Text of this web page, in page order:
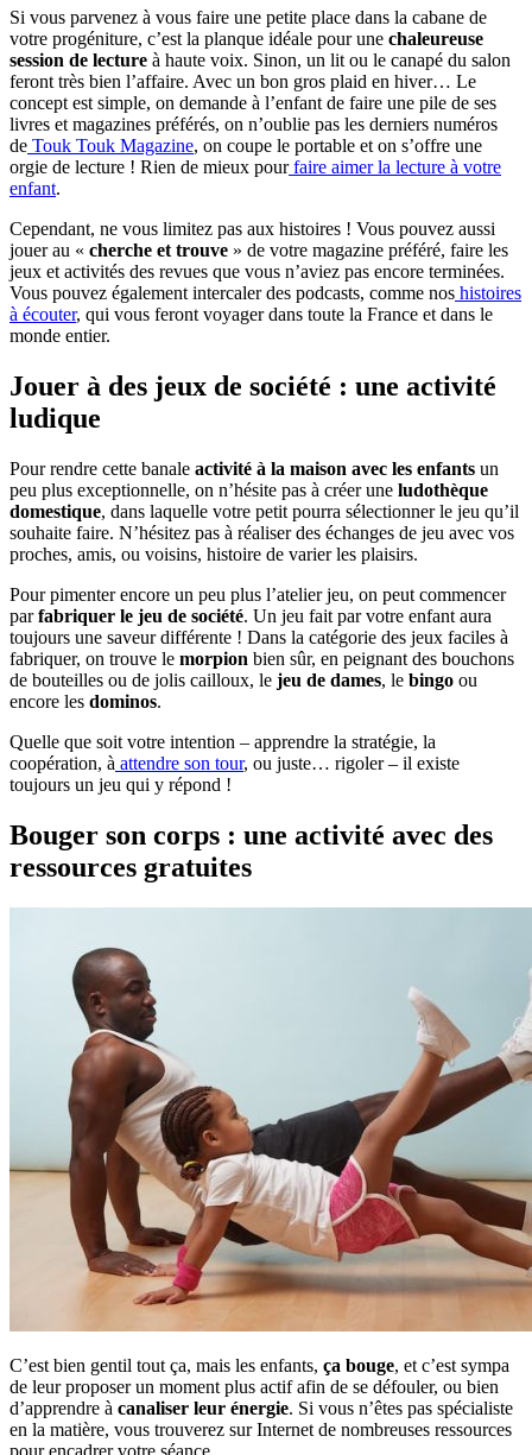
Si vous parvenez à vous faire une petite place dans la cabane de
votre progéniture, c’est la planque idéale pour une chaleureuse
session de lecture à haute voix. Sinon, un lit ou le canapé du salon
feront très bien l’affaire. Avec un bon gros plaid en hiver… Le
concept est simple, on demande à l’enfant de faire une pile de ses
livres et magazines préférés, on n’oublie pas les derniers numéros
de Touk Touk Magazine, on coupe le portable et on s’offre une
orgie de lecture ! Rien de mieux pourfaire aimer la lecture à votre
enfant.
Cependant, ne vous limitez pas aux histoires ! Vous pouvez aussi
jouer au « cherche et trouve » de votre magazine préféré, faire les
jeux et activités des revues que vous n’aviez pas encore terminées.
Vous pouvez également intercaler des podcasts, comme nos histoires
à écouter, qui vous feront voyager dans toute la France et dans le
monde entier.
Jouer à des jeux de société : une activité
ludique
Pour rendre cette banale activité à la maison avec les enfants un
peu plus exceptionnelle, on n’hésite pas à créer une ludothèque
domestique, dans laquelle votre petit pourra sélectionner le jeu qu’il
souhaite faire. N’hésitez pas à réaliser des échanges de jeu avec vos
proches, amis, ou voisins, histoire de varier les plaisirs.
Pour pimenter encore un peu plus l’atelier jeu, on peut commencer
parfabriquer le jeu de société. Un jeu fait par votre enfant aura
toujours une saveur différente ! Dans la catégorie des jeux faciles à
fabriquer, on trouve le morpion bien sûr, en peignant des bouchons
de bouteilles ou de jolis cailloux, le jeu de dames, le bingo ou
encore les dominos.
Quelle que soit votre intention – apprendre la stratégie, la
coopération, à attendre son tour, ou juste… rigoler – il existe
toujours un jeu qui y répond !
Bouger son corps : une activité avec des
ressources gratuites
C’est bien gentil tout ça, mais les enfants, ça bouge, et c’est sympa
de leur proposer un moment plus actif afin de se défouler, ou bien
d’apprendre à canaliser leur énergie. Si vous n’êtes pas spécialiste
en la matière, vous trouverez sur Internet de nombreuses ressources
pour encadrer votre séance.